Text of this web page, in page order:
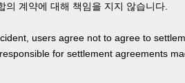
의 계약에 대해 책임을 지지 않습니다.
users agree not to agree to
for settlement agreements